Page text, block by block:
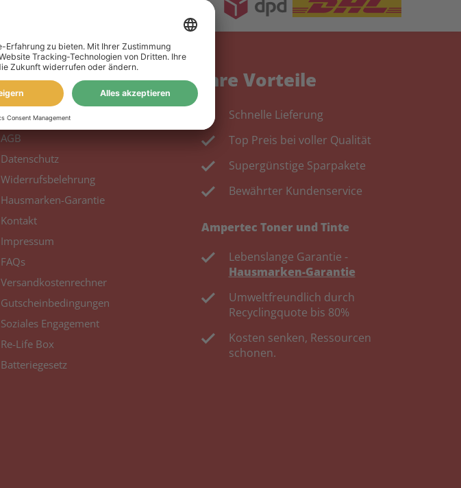
Information
Über uns
AGB
Datenschutz
Widerrufsbelehrung
Hausmarken-Garantie
Kontakt
Impressum
FAQs
Versandkostenrechner
Gutscheinbedingungen
Soziales Engagement
Re-Life Box
Batteriegesetz
Ihre Vorteile
Schnelle Lieferung
Top Preis bei voller Qualität
Supergünstige Sparpakete
Bewährter Kundenservice
Ampertec Toner und Tinte
Lebenslange Garantie -
Hausmarken-Garantie
Umweltfreundlich durch
Recyclingquote bis 80%
Kosten senken, Ressourcen
schonen.